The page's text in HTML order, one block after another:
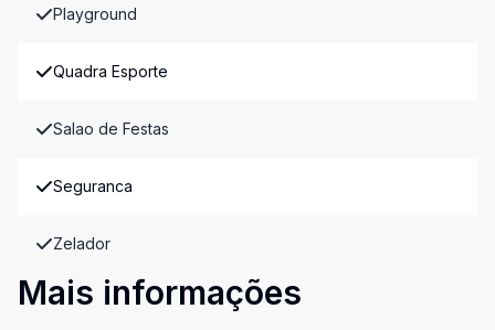
Playground
Quadra Esporte
Salao de Festas
Seguranca
Zelador
Mais informações